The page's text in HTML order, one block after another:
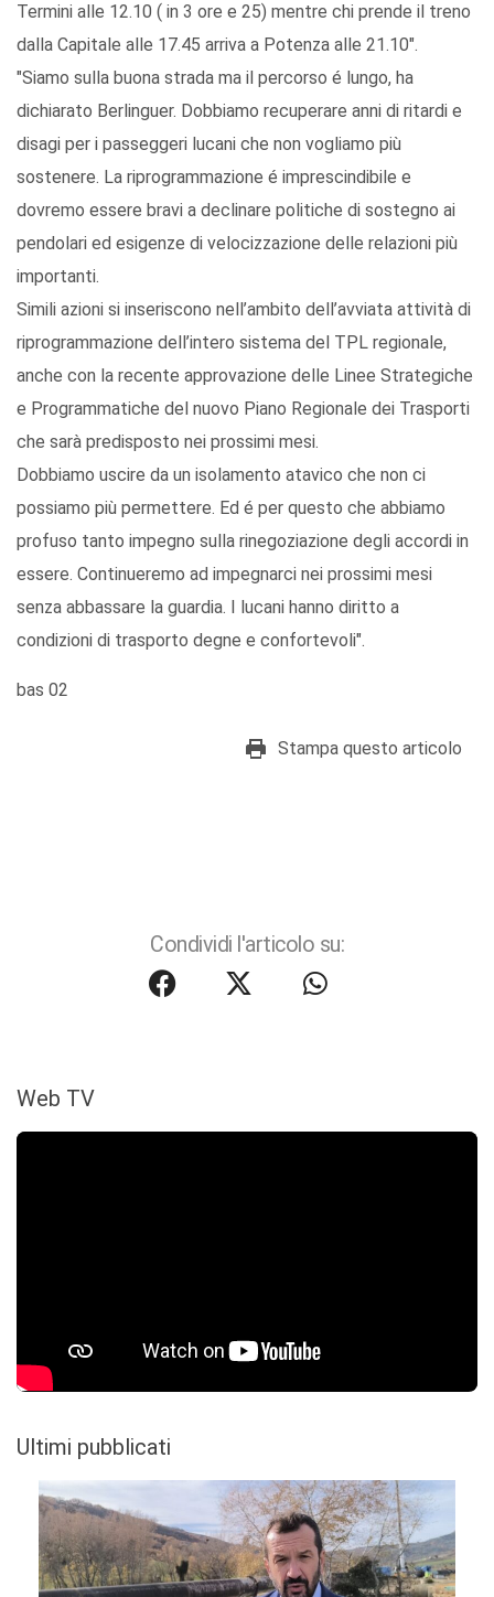
Termini alle 12.10 ( in 3 ore e 25) mentre chi prende il treno
dalla Capitale alle 17.45 arriva a Potenza alle 21.10".
"Siamo sulla buona strada ma il percorso é lungo, ha
dichiarato Berlinguer. Dobbiamo recuperare anni di ritardi e
disagi per i passeggeri lucani che non vogliamo più
sostenere. La riprogrammazione é imprescindibile e
dovremo essere bravi a declinare politiche di sostegno ai
pendolari ed esigenze di velocizzazione delle relazioni più
importanti.
Simili azioni si inseriscono nell’ambito dell’avviata attività di
riprogrammazione dell’intero sistema del TPL regionale,
anche con la recente approvazione delle Linee Strategiche
e Programmatiche del nuovo Piano Regionale dei Trasporti
che sarà predisposto nei prossimi mesi.
Dobbiamo uscire da un isolamento atavico che non ci
possiamo più permettere. Ed é per questo che abbiamo
profuso tanto impegno sulla rinegoziazione degli accordi in
essere. Continueremo ad impegnarci nei prossimi mesi
senza abbassare la guardia. I lucani hanno diritto a
condizioni di trasporto degne e confortevoli".
bas 02
Stampa questo articolo
Condividi l'articolo su:
Web TV
Ultimi pubblicati